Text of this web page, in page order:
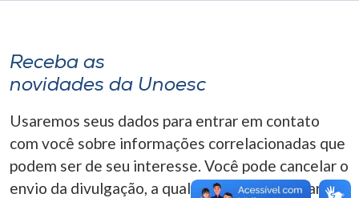
A-
Receba as
novidades da Unoesc
Usaremos seus dados para entrar em contato
com você sobre informações correlacionadas que
podem ser de seu interesse. Você pode cancelar o
envio da divulgação, a qualquer momento. Para